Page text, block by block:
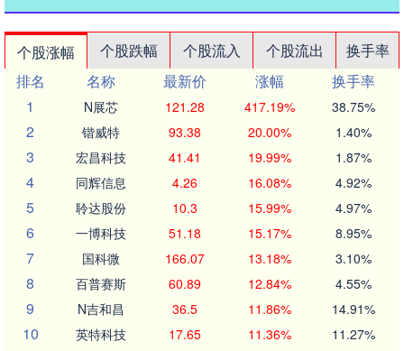
个股涨幅 个股跌幅 个股流入 个股流出
换手率
排名
名称 最新价 涨幅
换手率
1
N展芯 121.28 417.19% 38.75%
2 锴威特 93.38 20.00% 1.40%
3 宏昌科技 41.41 19.99% 1.87%
4 同辉信息 4.26 16.08% 4.92%
5 聆达股份 10.3 15.99% 4.97%
6 一博科技 51.18 15.17% 8.95%
7 国科微 166.07 13.18% 3.10%
8 百普赛斯 60.89 12.84% 4.55%
9 N吉和昌 36.5 11.86% 14.91%
10 英特科技 17.65 11.36% 11.27%